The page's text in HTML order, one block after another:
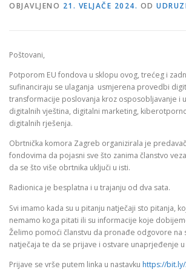
OBJAVLJENO 21. VELJAČE 2024. OD
Poštovani,
Potporom EU fondova u sklopu ovog, trećeg i
sufinanciraju se ulaganja usmjerena provedbi
transformacije poslovanja kroz osposobljavanje i
digitalnih vještina, digitalni marketing,
digitalnih rješenja.
Obrtnička komora Zagreb organizirala je
fondovima da pojasni sve što zanima članstvo
da se što više obrtnika uključi u isti.
Radionica je besplatna i u trajanju od dva sata.
Svi imamo kada su u pitanju natječaji sto pitanja,
nemamo koga pitati ili su informacije koje
Želimo pomoći članstvu da pronađe odgovore na
natječaja te da se prijave i ostvare unaprjeđenje
Prijave se vrše putem linka u nastavku https://bit.ly/